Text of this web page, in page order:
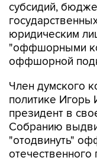
юридическим
"оффшорными
оффшорной
Член думского
президент в
Собранию
"отодвинуть"
отечественного
решение, но
существование",